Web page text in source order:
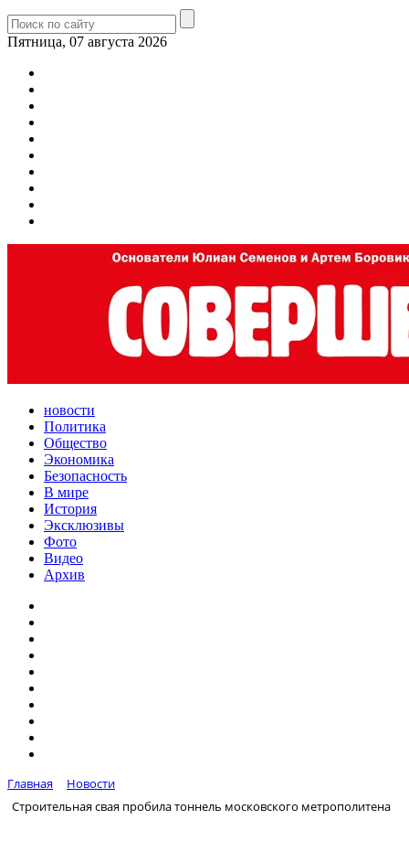
Пятница, 07 августа 2026
новости
Политика
Общество
Экономика
Безопасность
В мире
История
Эксклюзивы
Фото
Видео
Архив
Главная
Новости
Строительная свая пробила тоннель московского метрополитена